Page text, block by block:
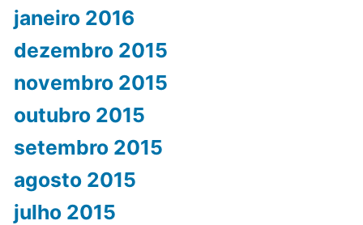
janeiro 2016
dezembro 2015
novembro 2015
outubro 2015
setembro 2015
agosto 2015
julho 2015